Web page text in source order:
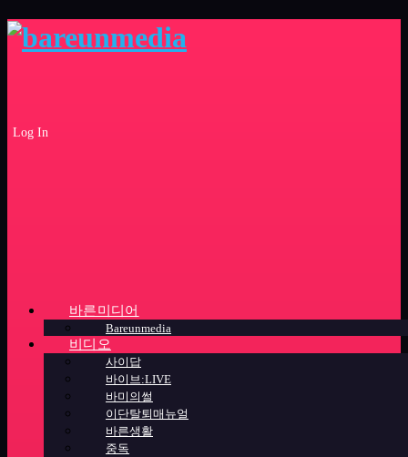
Log In
바른미디어
Bareunmedia
비디오
사이답
바이브:LIVE
바미의썰
이단탈퇴매뉴얼
바른생활
중독